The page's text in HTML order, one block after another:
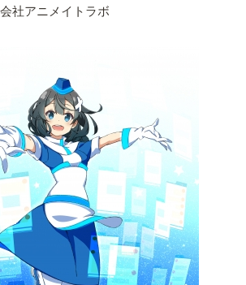
社アニメイトラボ